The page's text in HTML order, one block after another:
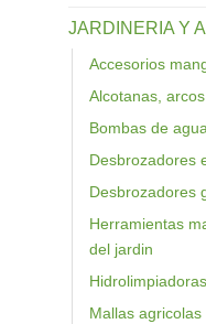
JARDINERIA Y
Accesorios
Alcotanas,
Bombas de agua
Desbrozadores
Desbrozadores
Herramientas
del jardin
Hidrolimpiadoras
Mallas agricolas